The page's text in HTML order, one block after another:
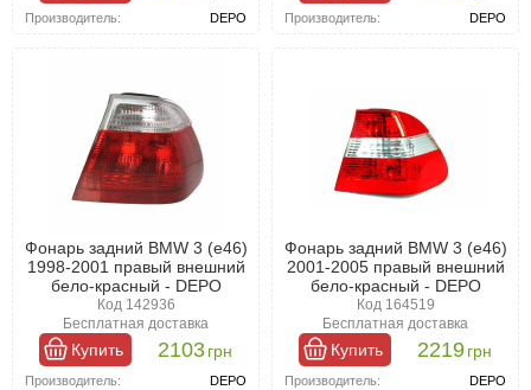
Производитель: DEPO Производитель: DEPO
Фонарь задний BMW 3 (e46)
1998-2001 правый внешний
бело-красный - DEPO
Код 142936
Бесплатная доставка
Купить 2103грн
Производитель: DEPO
Фонарь задний BMW 3 (e46)
2001-2005 правый внешний
бело-красный - DEPO
Код 164519
Бесплатная доставка
Купить 2219грн
Производитель: DEPO